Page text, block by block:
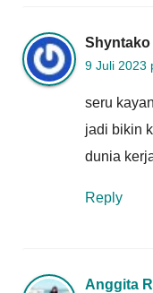
Shyntako
9 Juli 2023
seru
jadi bikin
dunia
Reply
Anggita